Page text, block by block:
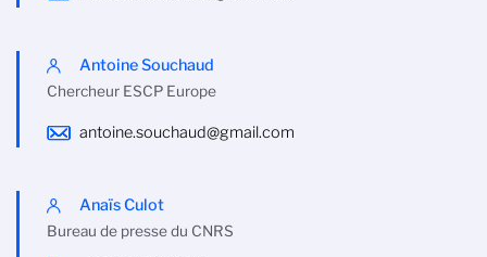
Antoine Souchaud
Chercheur ESCP Europe
antoine.souchaud@gmail.com
Anaïs Culot
Bureau de presse du CNRS